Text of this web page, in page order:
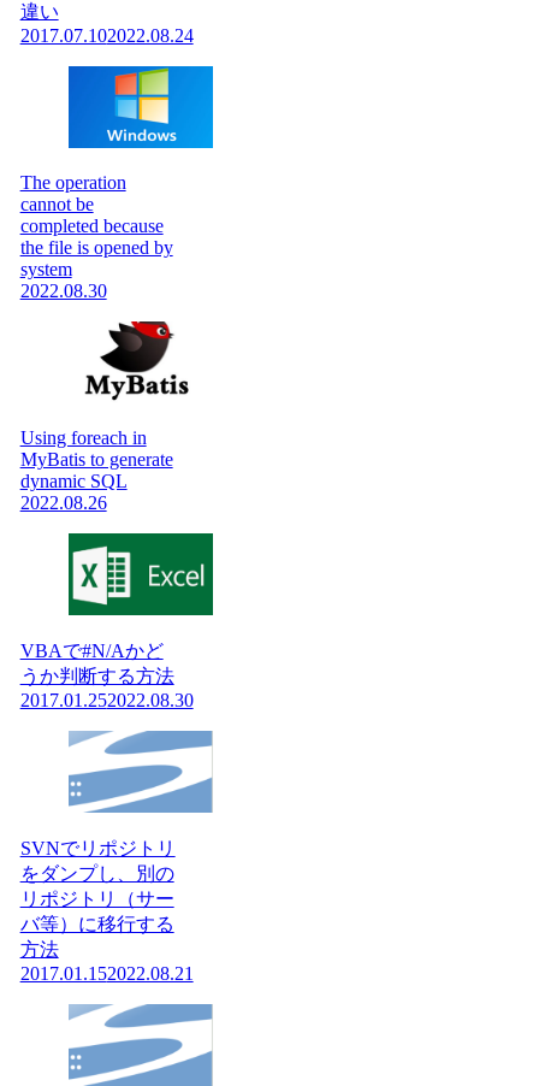
違い
2017.07.102022.08.24
The operation
cannot be
completed because
the file is opened by
system
2022.08.30
Using foreach in
MyBatis to generate
dynamic SQL
2022.08.26
VBAで#N/Aかど
うか判断する方法
2017.01.252022.08.30
SVNでリポジトリ
をダンプし、別の
リポジトリ（サー
バ等）に移行する
方法
2017.01.152022.08.21